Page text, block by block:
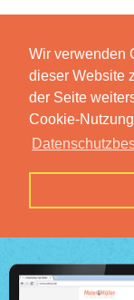
Wir verwenden
dieser Website
der Seite
Cookie-